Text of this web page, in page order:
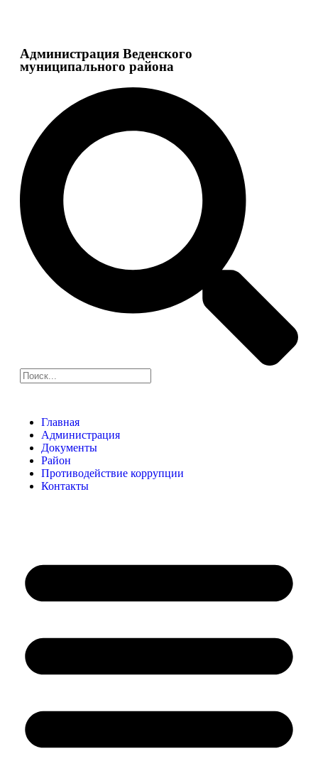
Администрация Веденского
муниципального района
Главная
Администрация
Документы
Район
Противодействие коррупции
Контакты